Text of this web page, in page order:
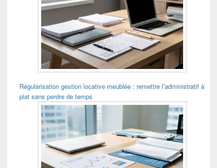
Régularisation gestion locative meublée : remettre l’administratif à
plat sans perdre de temps